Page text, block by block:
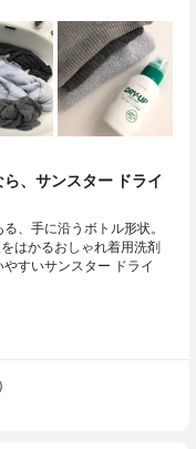
、サンスター ドライ
、手に沿うボトル形状。
はかるおしゃれ着用洗剤
すいサンスター ドライ